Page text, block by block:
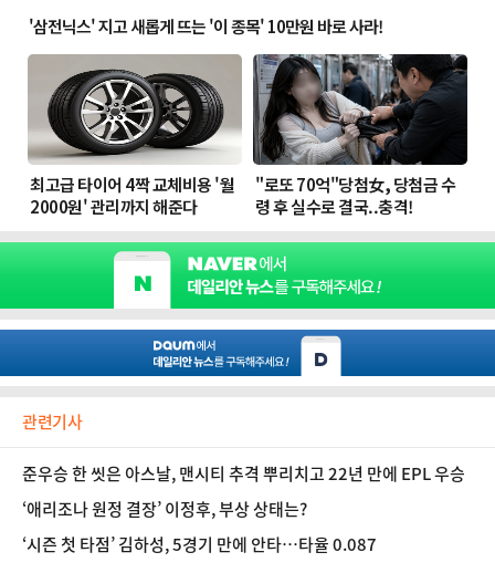
관련기사
준우승 한 씻은 아스날, 맨시티 추격 뿌리치고 22년 만에 EPL 우승
‘애리조나 원정 결장’ 이정후, 부상 상태는?
‘시즌 첫 타점’ 김하성, 5경기 만에 안타…타율 0.087